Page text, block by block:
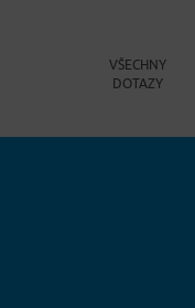
VŠECHNY
DOTAZY